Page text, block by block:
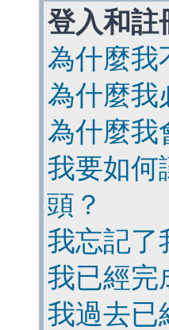
登入和註
為什麼我
為什麼我
為什麼我
我要如何
頭？
我忘記了
我已經完
我過去已